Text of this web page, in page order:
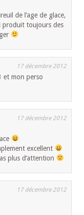
de l’age de glace,
produit toujours des
17 décembre 2012
et mon perso
17 décembre 2012
excellent
plus d’attention
17 décembre 2012